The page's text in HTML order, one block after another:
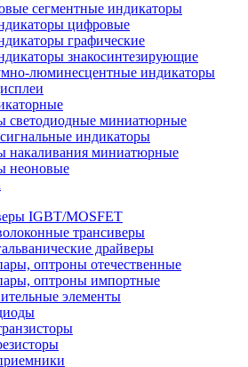
сегментные индикаторы
цифровые
графические
знакосинтезирующие
люминесцентные индикаторы
светодиодные миниатюрные
индикаторы
накаливания миниатюрные
неоновые
IGBT/MOSFET
трансиверы
драйверы
оптроны отечественные
оптроны импортные
элементы